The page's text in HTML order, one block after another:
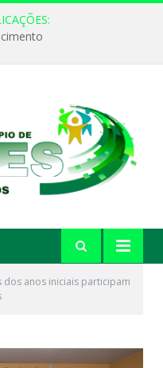
dos anos iniciais participam